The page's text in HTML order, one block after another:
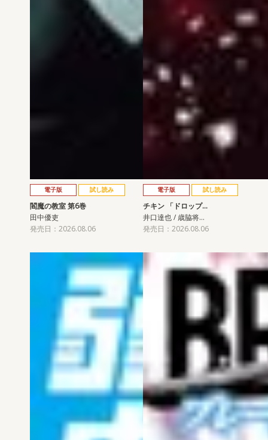
電子版 試し読み
閻魔の教室 第6巻
田中優吏
発売日：2026.08.06
電子版 試し読み
チキン 「ドロップ…
井口達也 / 歳脇将…
発売日：2026.08.06